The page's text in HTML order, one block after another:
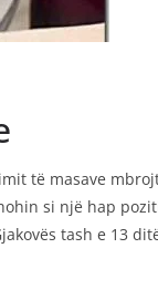
të masave
si një hap
tash e 13